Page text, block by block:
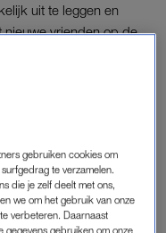
uit te leggen en
vrienden op de
tijdens de speluitleg.
gebruiken cookies om
te verzamelen.
die je zelf deelt met ons,
we om het gebruik van onze
verbeteren. Daarnaast
gegevens gebruiken om onze